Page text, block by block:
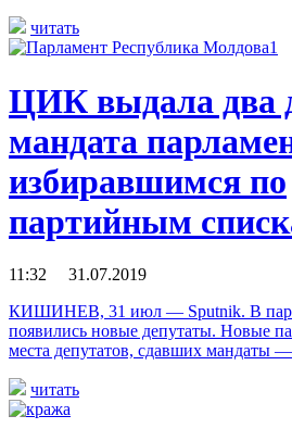
читать
ЦИК выдала два
мандата
избиравшимся по
партийным
11:32 31.07.2019
КИШИНЕВ, 31 июл — Sputnik. В
появились новые депутаты. Новые
места депутатов, сдавших
читать